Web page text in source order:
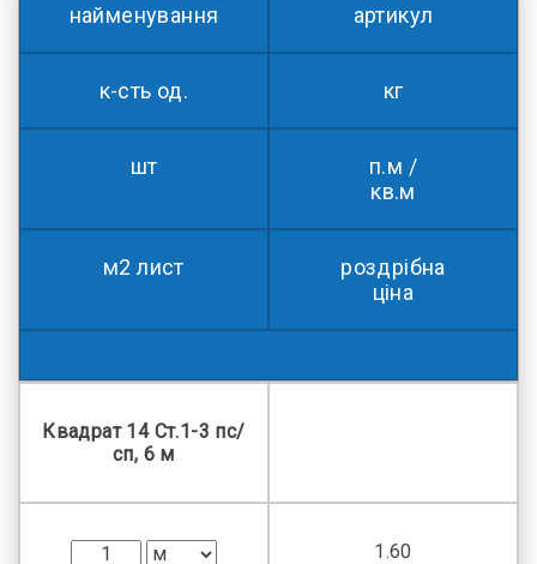
найменування артикул
к-сть од. кг
шт
п.м /
кв.м
м2 лист
роздрібна
ціна
Квадрат 14 Ст.1-3 пс/
сп, 6 м
1.60